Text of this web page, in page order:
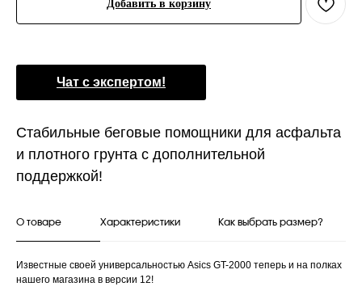
Добавить в корзину
Чат с экспертом!
Cтабильные беговые помощники для асфальта
и плотного грунта с дополнительной
поддержкой!
О товаре Характеристики Как выбрать размер?
Известные своей универсальностью Asics GT-2000 теперь и на полках
нашего магазина в версии 12!